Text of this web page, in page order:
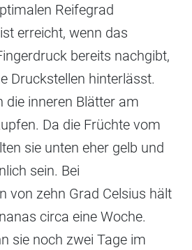
Reifegrad
erreicht, wenn das
bereits nachgibt,
Druckstellen hinterlässt.
die inneren Blätter am
Da die Früchte vom
sie unten eher gelb und
sein. Bei
von zehn Grad Celsius hält
circa eine Woche.
sie noch zwei Tage im